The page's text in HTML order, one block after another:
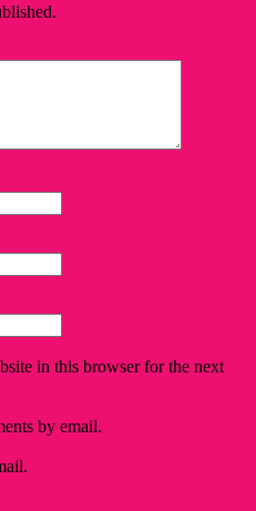
in this browser for the next
by email.